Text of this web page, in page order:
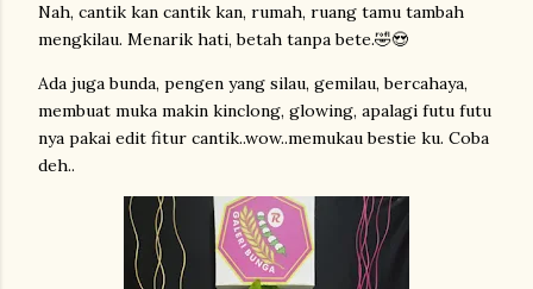
Nah, cantik kan cantik kan, rumah, ruang tamu tambah
mengkilau. Menarik hati, betah tanpa bete.🤣😍
Ada juga bunda, pengen yang silau, gemilau, bercahaya,
membuat muka makin kinclong, glowing, apalagi futu futu
nya pakai edit fitur cantik..wow..memukau bestie ku. Coba
deh..